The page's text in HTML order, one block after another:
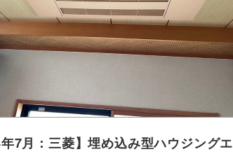
年7月：三菱】埋め込み型ハウジングエ